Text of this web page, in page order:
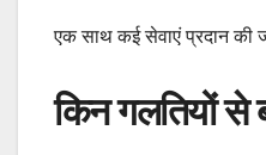
एक साथ कई सेवाएं प्रदान की
किन गलतियों से